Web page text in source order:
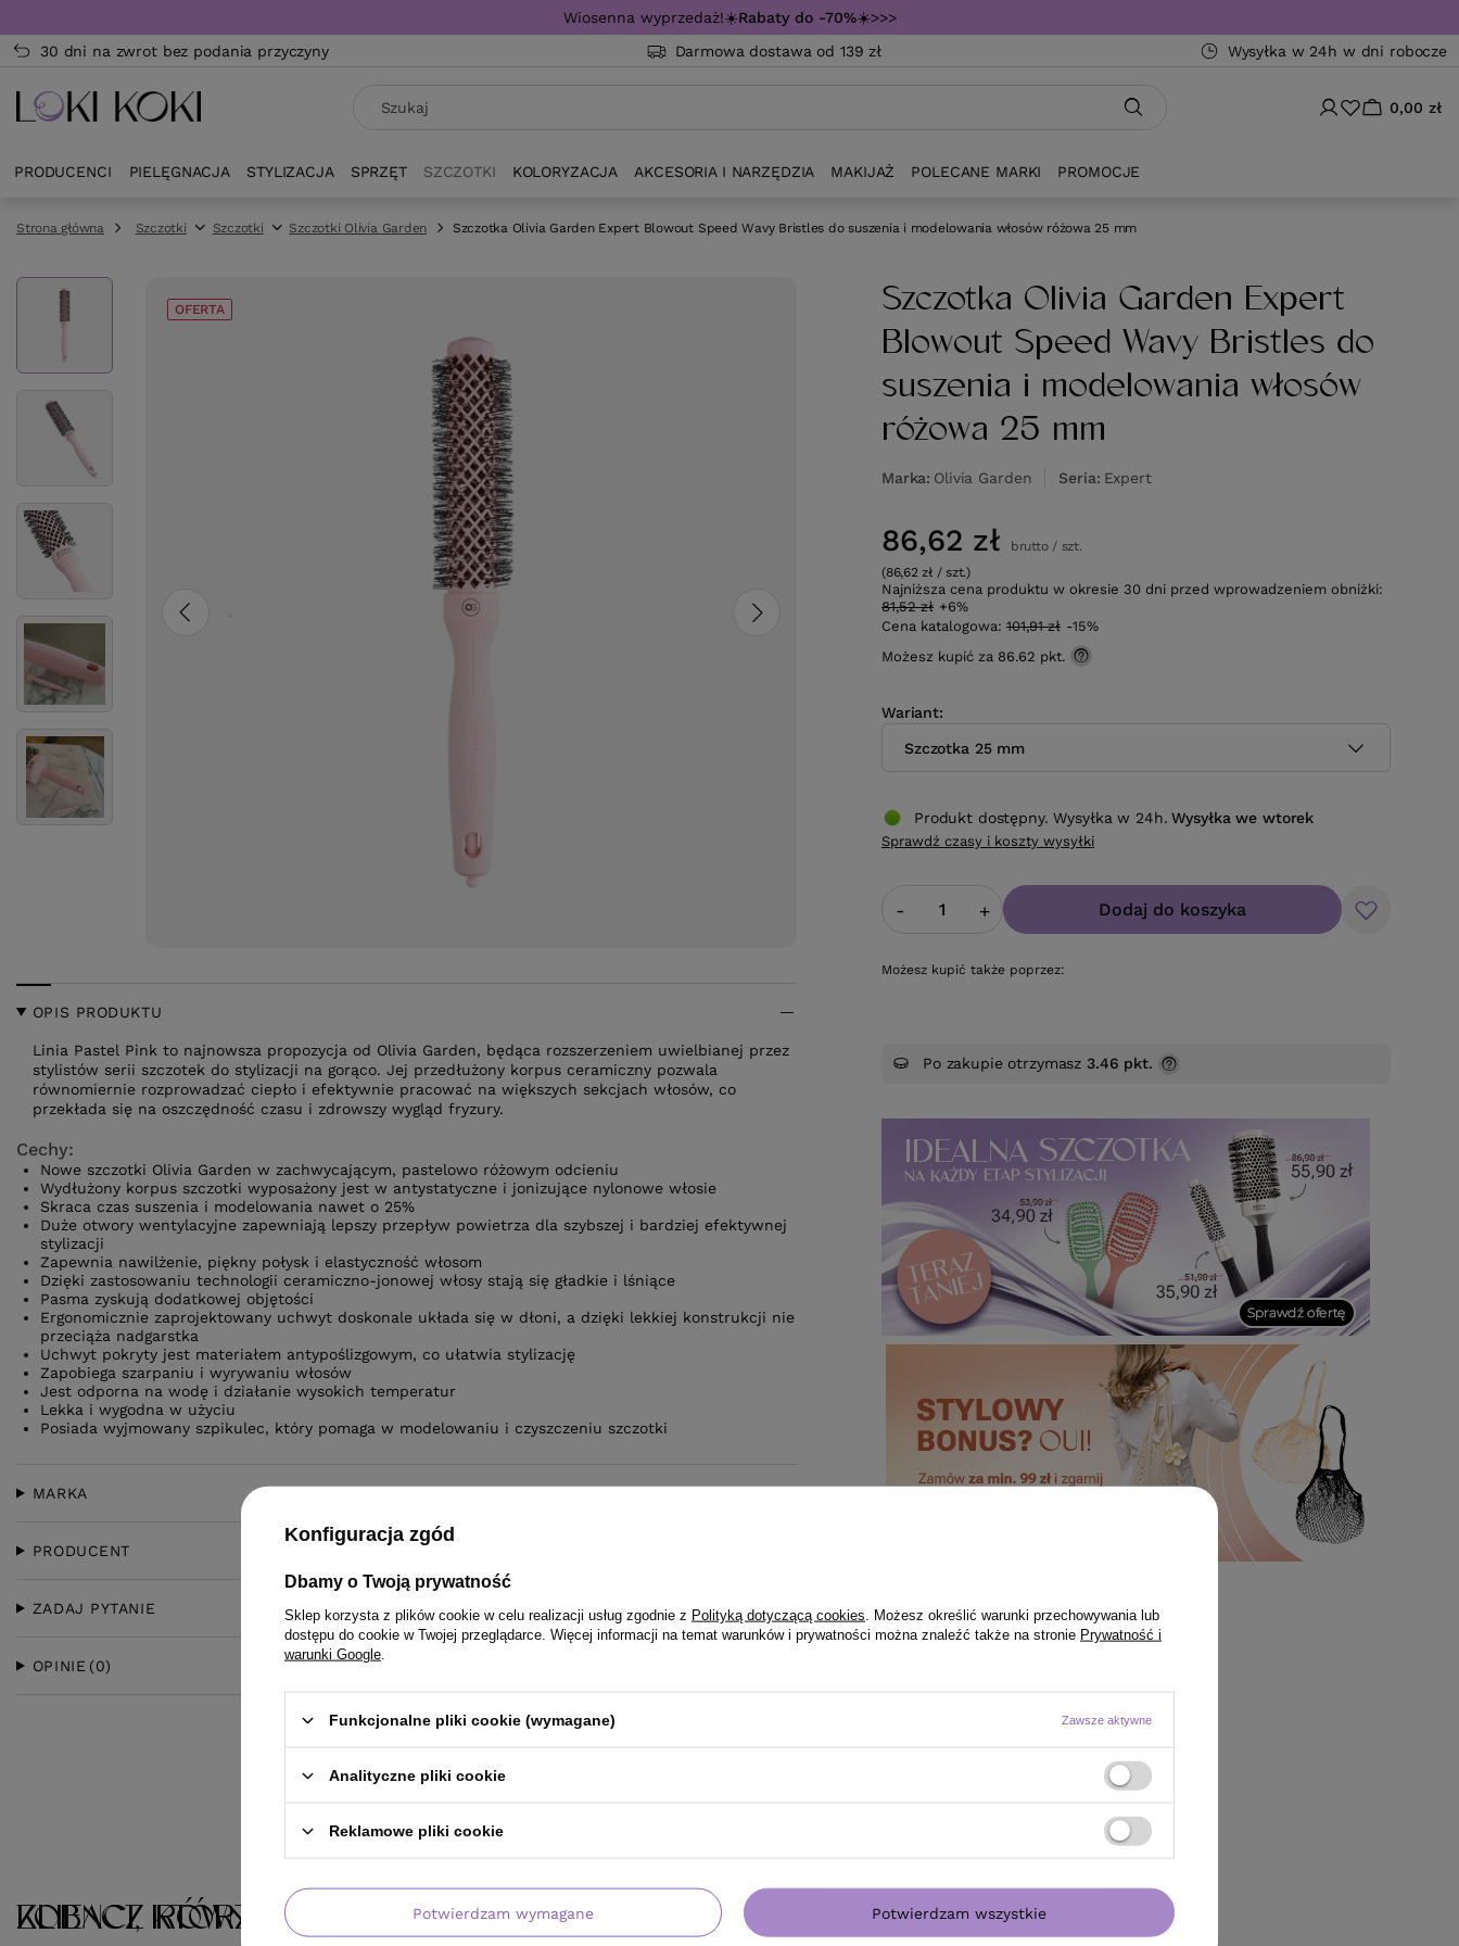
Wiosenna wyprzedaż!☀️Rabaty do -70%☀️>>>
30 dni na zwrot bez podania przyczyny
Darmowa dostawa od 139 zł Wysyłka w 24h w dni robocze
0,00 zł
PRODUCENCI PIELĘGNACJA STYLIZACJA SPRZĘT SZCZOTKI KOLORYZACJA AKCESORIA I NARZĘDZIA MAKIJAŻ POLECANE MARKI PROMOCJE
Strona główna Szczotki Szczotki Szczotki Olivia Garden Szczotka Olivia Garden Expert Blowout Speed Wavy Bristles do suszenia i modelowania włosów różowa 25 mm
OFERTA
Szczotka Olivia Garden Expert
Blowout Speed Wavy Bristles do
suszenia i modelowania włosów
różowa 25 mm
Marka Olivia Garden Seria Expert
Wariant
Szczotka 25 mm
86,62 zł brutto/ szt.
(86,62 zł / szt.)
Najniższa cena produktu w okresie 30 dni przed wprowadzeniem obniżki:
81,52 zł +6%
Cena katalogowa: 101,91 zł -15%
Możesz kupić za 86.62 pkt.
- + Dodaj do koszyka
Możesz kupić także poprzez:
Produkt dostępny. Wysyłka w 24h. Wysyłkawe wtorek
Sprawdź czasy i koszty wysyłki
Po zakupie otrzymasz 3.46 pkt.
OPIS PRODUKTU
Linia Pastel Pink to najnowsza propozycja od Olivia Garden, będąca rozszerzeniem uwielbianej przez
stylistów serii szczotek do stylizacji na gorąco. Jej przedłużony korpus ceramiczny pozwala
równomiernie rozprowadzać ciepło i efektywnie pracować na większych sekcjach włosów, co
przekłada się na oszczędność czasu i zdrowszy wygląd fryzury.
Cechy:
Nowe szczotki Olivia Garden w zachwycającym, pastelowo różowym odcieniu
Wydłużony korpus szczotki wyposażony jest w antystatyczne i jonizujące nylonowe włosie
Skraca czas suszenia i modelowania nawet o 25%
Duże otwory wentylacyjne zapewniają lepszy przepływ powietrza dla szybszej i bardziej efektywnej
stylizacji
Zapewnia nawilżenie, piękny połysk i elastyczność włosom
Dzięki zastosowaniu technologii ceramiczno-jonowej włosy stają się gładkie i lśniące
Pasma zyskują dodatkowej objętości
Ergonomicznie zaprojektowany uchwyt doskonale układa się w dłoni, a dzięki lekkiej konstrukcji nie
przeciąża nadgarstka
Uchwyt pokryty jest materiałem antypoślizgowym, co ułatwia stylizację
Zapobiega szarpaniu i wyrywaniu włosów
Jest odporna na wodę i działanie wysokich temperatur
Lekka i wygodna w użyciu
Posiada wyjmowany szpikulec, który pomaga w modelowaniu i czyszczeniu szczotki
MARKA
PRODUCENT
ZADAJ PYTANIE
OPINIE (0)
KLIENCI, KTÓRZY KUPILI TEN PRODUKT KUPILI TAKŻE
ZOBACZ RÓWNIEŻ
Konfiguracja zgód
Dbamy o Twoją prywatność
Sklep korzysta z plików cookie w celu realizacji usług zgodnie z Polityką dotyczącą cookies . Możesz określić warunki przechowywania lub
dostępu do cookie w Twojej przeglądarce. Więcej informacji na temat warunków i prywatności można znaleźć także na stronie Prywatność i
warunki Google
Funkcjonalne pliki cookie (wymagane) Zawsze aktywne
Analityczne pliki cookie
Reklamowe pliki cookie
Potwierdzam wymagane Potwierdzam wszystkie